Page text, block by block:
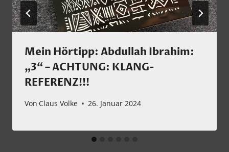
Mein Hörtipp: Abdullah Ibrahim:
„3“ – ACHTUNG: KLANG-
REFERENZ!!!
Von Claus Volke 26. Januar 2024